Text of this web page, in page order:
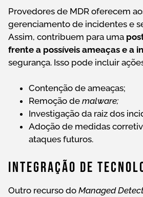
Provedores de MDR oferecem
gerenciamento de incidentes e
Assim, contribuem para uma
frente a possíveis ameaças e a
segurança. Isso pode incluir
Contenção de ameaças;
Remoção de malware;
Investigação da raiz dos
Adoção de medidas
ataques futuros.
Integração De
Outro recurso do Managed